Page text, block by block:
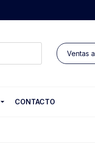
Ventas
CONTACTO